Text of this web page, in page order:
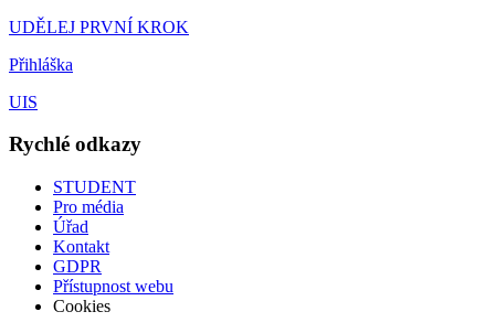
UDĚLEJ PRVNÍ KROK
Přihláška
UIS
Rychlé odkazy
STUDENT
Pro média
Úřad
Kontakt
GDPR
Přístupnost webu
Cookies